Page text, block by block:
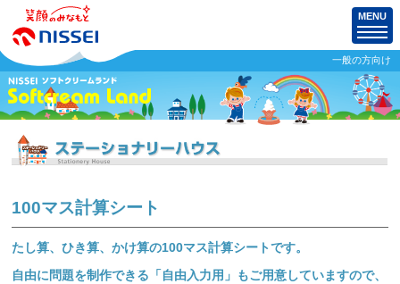
MENU
一般の方向け
100マス計算シート
たし算、ひき算、かけ算の100マス計算シートです。
自由に問題を制作できる「自由入力用」もご用意していますので、